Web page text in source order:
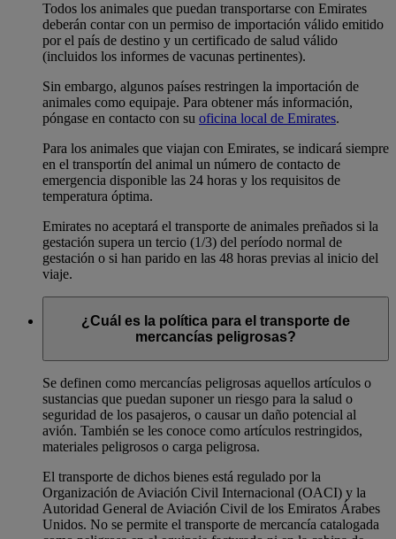
Todos los animales que puedan transportarse con Emirates
deberán contar con un permiso de importación válido emitido
por el país de destino y un certificado de salud válido
(incluidos los informes de vacunas pertinentes).
Sin embargo, algunos países restringen la importación de
animales como equipaje. Para obtener más información,
póngase en contacto con su oficina local de Emirates.
Para los animales que viajan con Emirates, se indicará siempre
en el transportín del animal un número de contacto de
emergencia disponible las 24 horas y los requisitos de
temperatura óptima.
Emirates no aceptará el transporte de animales preñados si la
gestación supera un tercio (1/3) del período normal de
gestación o si han parido en las 48 horas previas al inicio del
viaje.
¿Cuál es la política para el transporte de
mercancías peligrosas?
Se definen como mercancías peligrosas aquellos artículos o
sustancias que puedan suponer un riesgo para la salud o
seguridad de los pasajeros, o causar un daño potencial al
avión. También se les conoce como artículos restringidos,
materiales peligrosos o carga peligrosa.
El transporte de dichos bienes está regulado por la
Organización de Aviación Civil Internacional (OACI) y la
Autoridad General de Aviación Civil de los Emiratos Árabes
Unidos. No se permite el transporte de mercancía catalogada